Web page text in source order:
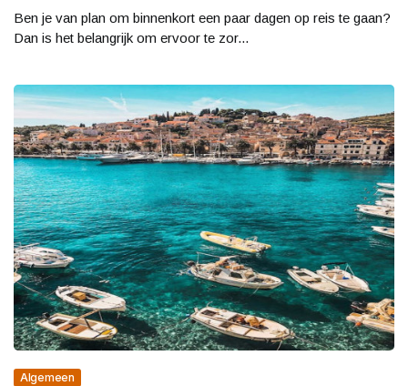
Ben je van plan om binnenkort een paar dagen op reis te gaan?
Dan is het belangrijk om ervoor te zor...
Algemeen